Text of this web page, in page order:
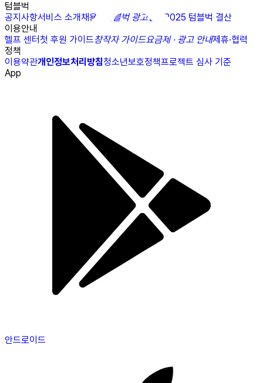
텀블벅
공지사항서비스 소개채용N 텀블벅 광고센터
2025 텀블벅 결산
이용안내
헬프 센터첫 후원 가이드창작자 가이드요금제 · 광고 안내제휴·협력
정책
이용약관개인정보처리방침청소년보호정책프로젝트 심사 기준
App
안드로이드